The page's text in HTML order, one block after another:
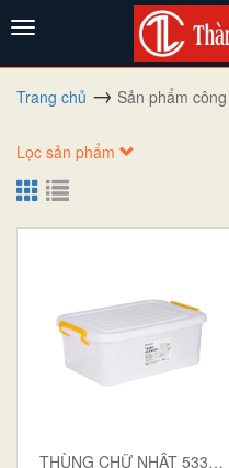
Trang chủ Sản phẩm
Lọc sản phẩm
THÙNG CHỮ NHẬT 5332 TRẮNG ĐỤC